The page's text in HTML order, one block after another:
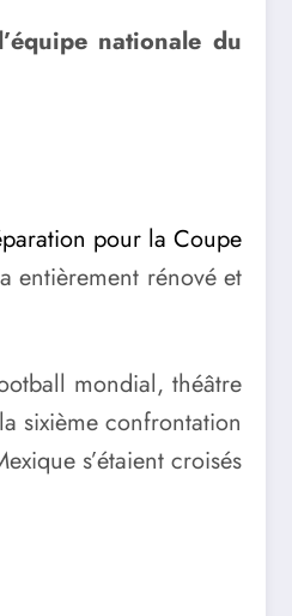
nationale du
pour la Coupe
entièrement rénové et
mondial, théâtre
sixième confrontation
s’étaient croisés